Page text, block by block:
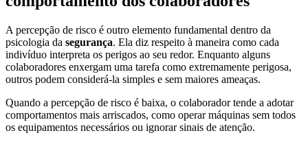
A percepção de risco é outro elemento fundamental dentro da
psicologia da segurança. Ela diz respeito à maneira como cada
indivíduo interpreta os perigos ao seu redor. Enquanto alguns
colaboradores enxergam uma tarefa como extremamente perigosa,
outros podem considerá-la simples e sem maiores ameaças.
Quando a percepção de risco é baixa, o colaborador tende a adotar
comportamentos mais arriscados, como operar máquinas sem todos
os equipamentos necessários ou ignorar sinais de atenção.